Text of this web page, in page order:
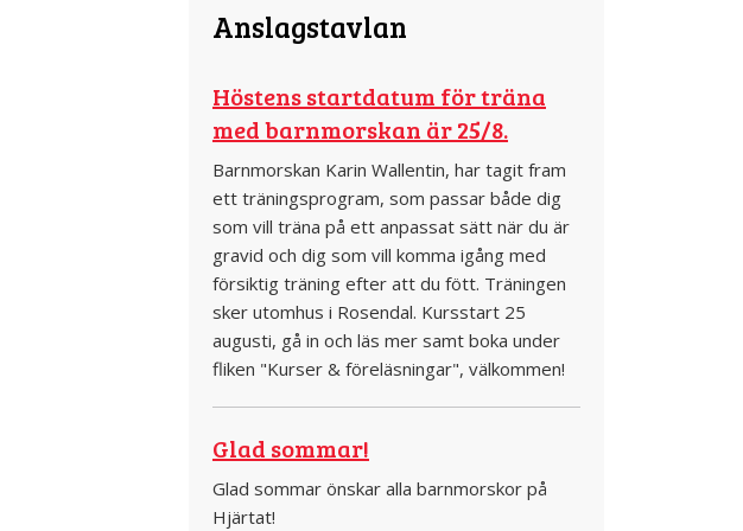
Anslagstavlan
Höstens startdatum för träna
med barnmorskan är 25/8.
Barnmorskan Karin Wallentin, har tagit fram
ett träningsprogram, som passar både dig
som vill träna på ett anpassat sätt när du är
gravid och dig som vill komma igång med
försiktig träning efter att du fött. Träningen
sker utomhus i Rosendal. Kursstart 25
augusti, gå in och läs mer samt boka under
fliken "Kurser & föreläsningar", välkommen!
Glad sommar!
Glad sommar önskar alla barnmorskor på
Hjärtat!